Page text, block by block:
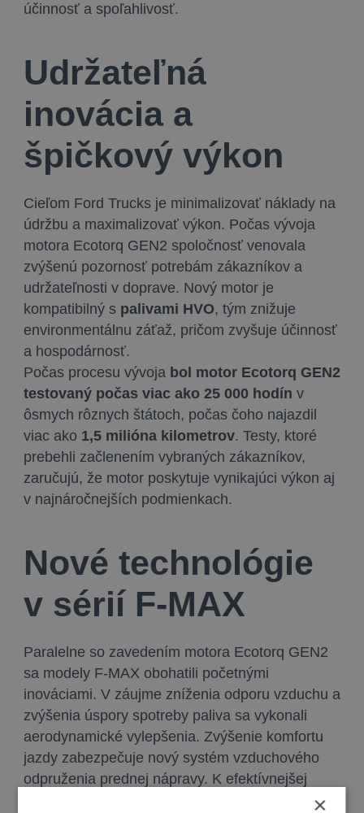
účinnosť a spoľahlivosť.
Udržateľná
inovácia a
špičkový výkon
Cieľom Ford Trucks je minimalizovať náklady na
údržbu a maximalizovať výkon. Počas vývoja
motora Ecotorq GEN2 spoločnosť venovala
zvýšenú pozornosť potrebám zákazníkov a
udržateľnosti v doprave. Nový motor je
kompatibilný s palivami HVO, tým znižuje
environmentálnu záťaž, pričom zvyšuje účinnosť
a hospodárnosť.
Počas procesu vývoja bol motor Ecotorq GEN2
testovaný počas viac ako 25 000 hodín v
ôsmych rôznych štátoch, počas čoho najazdil
viac ako 1,5 milióna kilometrov. Testy, ktoré
prebehli začlenením vybraných zákazníkov,
zaručujú, že motor poskytuje vynikajúci výkon aj
v najnáročnejších podmienkach.
Nové technológie
v sérií F-MAX
Paralelne so zavedením motora Ecotorq GEN2
sa modely F-MAX obohatili početnými
inováciami. V záujme zníženia odporu vzduchu a
zvýšenia úspory spotreby paliva sa vykonali
aerodynamické vylepšenia. Zvýšenie komfortu
jazdy zabezpečuje nový systém vzduchového
odpruženia prednej nápravy. K efektívnejšej
×